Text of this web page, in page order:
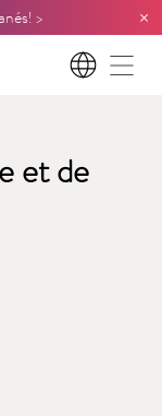
> ×
FR
et de